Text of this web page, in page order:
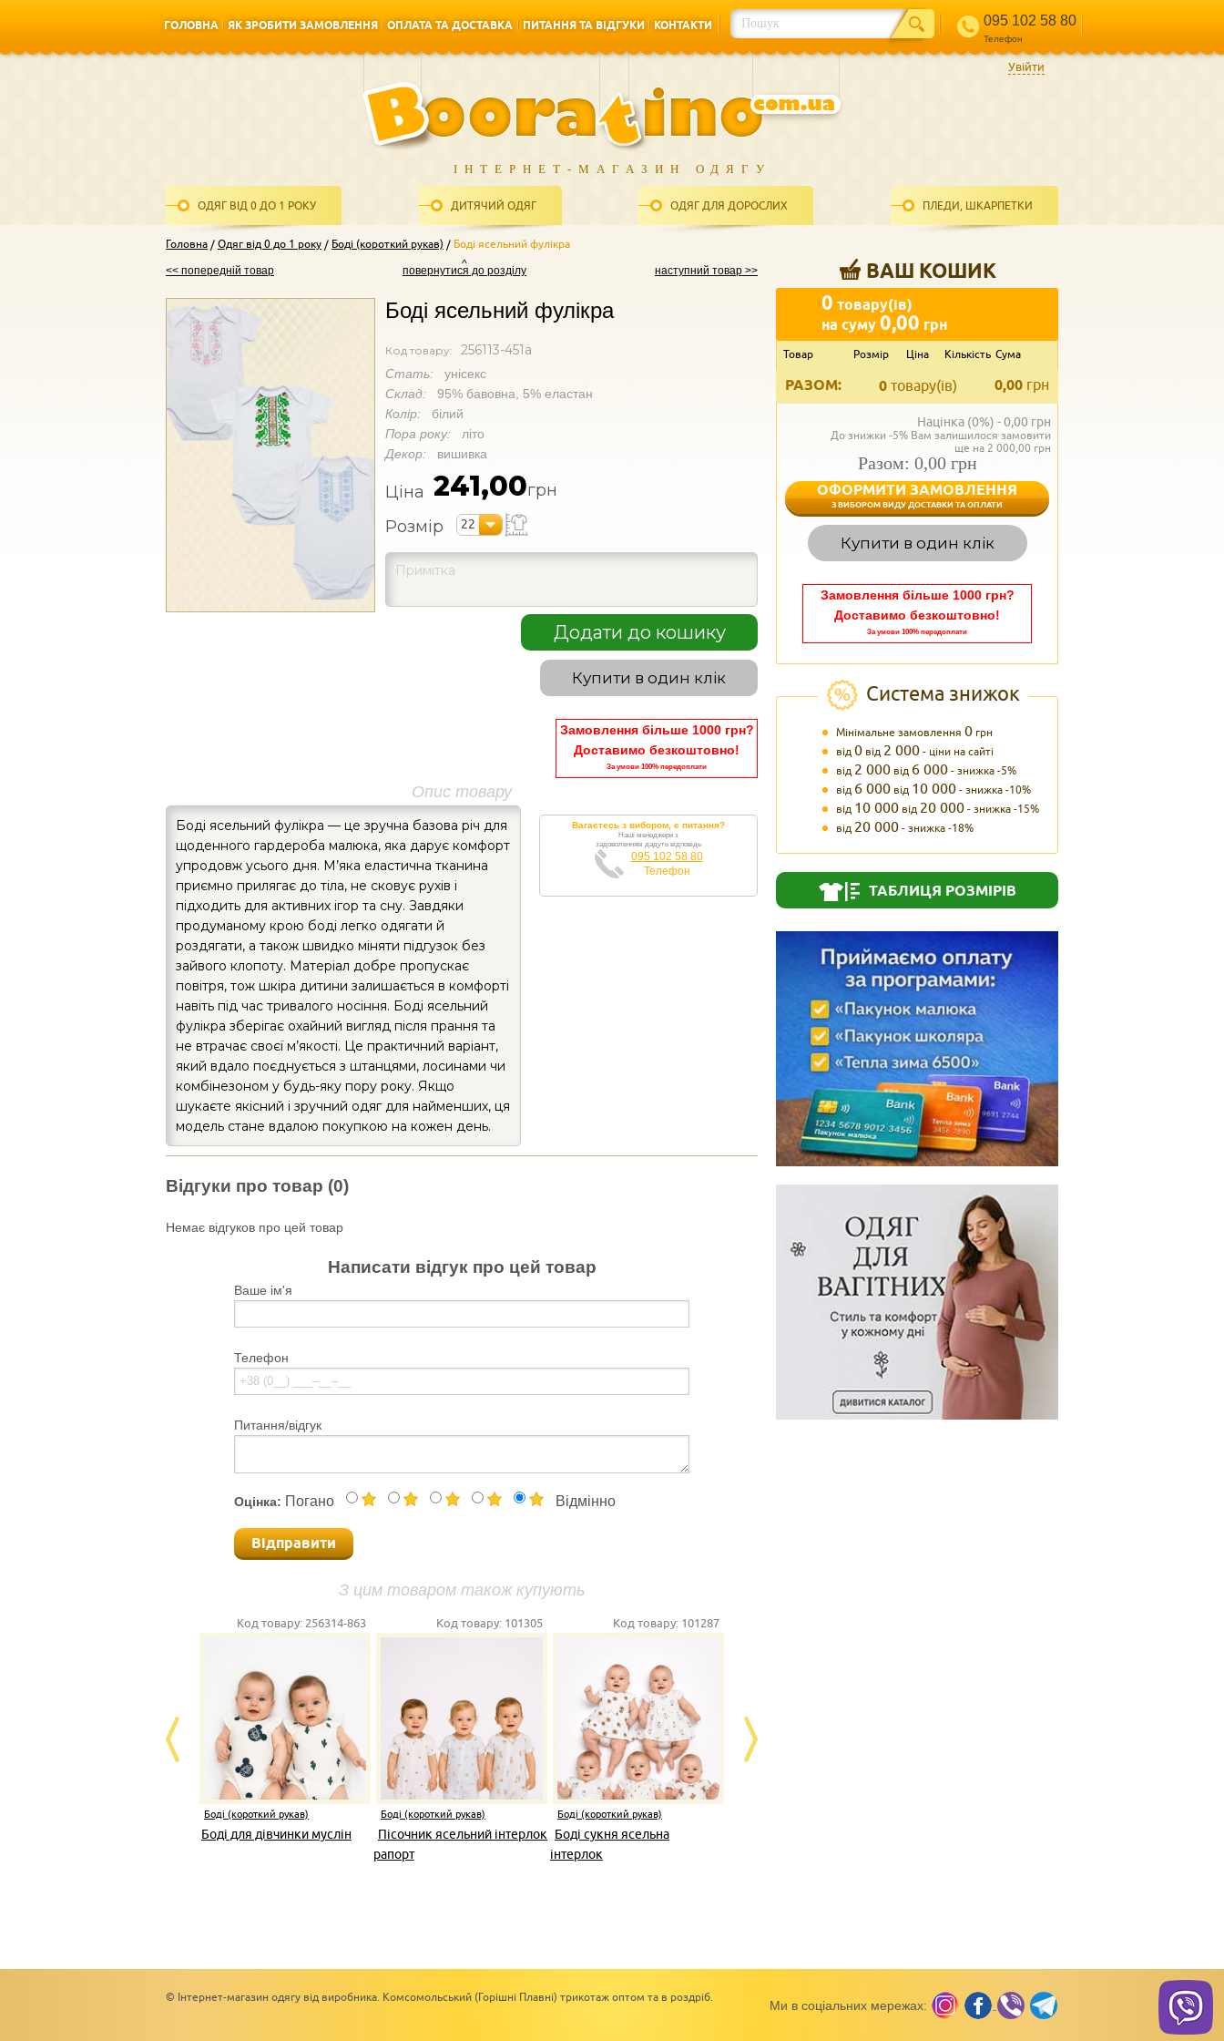
ГОЛОВНА
ЯК ЗРОБИТИ ЗАМОВЛЕННЯ
ОПЛАТА ТА ДОСТАВКА
ПИТАННЯ ТА ВІДГУКИ
КОНТАКТИ
095 102 58 80
Телефон
ІНТЕРНЕТ-МАГАЗИН ОДЯГУ
ОДЯГ ВІД 0 ДО 1 РОКУ ДИТЯЧИЙ ОДЯГ ОДЯГ ДЛЯ ДОРОСЛИХ ПЛЕДИ, ШКАРПЕТКИ
Увійти
Головна Одяг від 0 до 1 року Боді (короткий рукав) Боді ясельний фулікра
ВАШ КОШИК
0 товару(ів)
на суму0,00 грн
Товар Розмір Ціна Кількість Сума
РАЗОМ: 0,00 грн
0 товару(ів)
Націнка (0%) -0,00 грн
До знижки -5% Вам залишилося замовити
ще на 2 000,00 грн
Разом: 0,00 грн
ОФОРМИТИ ЗАМОВЛЕННЯ
З ВИБОРОМ ВИДУ ДОСТАВКИ ТА ОПЛАТИ
Купити в один клік
Замовлення більше 1000 грн?
Доставимо безкоштовно!
За умови 100% передоплати
Система знижок
Мінімальне замовлення 0 грн
від0 від 2 000- ціни на сайті
від 2 000 від 6 000- знижка -5%
від 6 000 від 10 000- знижка -10%
від 10 000 від 20 000- знижка -15%
від 20 000- знижка -18%
ТАБЛИЦЯ РОЗМІРІВ
<< попередній товар наступний товар >>
повернутися до розділу
Боді ясельний фулікра
Код товару: 256113-451а
Стать: унісекс
Склад: 95% бавовна, 5% еластан
Колір: білий
Пора року: літо
Декор: вишивка
Ціна 241,00грн
Розмір
22
Додати до кошику
Купити в один клік
Замовлення більше 1000 грн?
Доставимо безкоштовно!
За умови 100% передоплати
Опис товару
Боді ясельний фулікра — це зручна базова річ для
щоденного гардероба малюка, яка дарує комфорт
упродовж усього дня. М’яка еластична тканина
приємно прилягає до тіла, не сковує рухів і
підходить для активних ігор та сну. Завдяки
продуманому крою боді легко одягати й
роздягати, а також швидко міняти підгузок без
зайвого клопоту. Матеріал добре пропускає
повітря, тож шкіра дитини залишається в комфорті
навіть під час тривалого носіння. Боді ясельний
фулікра зберігає охайний вигляд після прання та
не втрачає своєї м’якості. Це практичний варіант,
який вдало поєднується з штанцями, лосинами чи
комбінезоном у будь-яку пору року. Якщо
шукаєте якісний і зручний одяг для найменших, ця
модель стане вдалою покупкою на кожен день.
Вагаєтесь з вибором, є питання?
Наші менеджери з
задоволенням дадуть відповідь
095 102 58 80
Телефон
Відгуки про товар (0)
Немає відгуков про цей товар
Написати відгук про цей товар
Ваше ім'я
Телефон
Питання/відгук
Оцінка: Погано Відмінно
Відправити
З цим товаром також купують
Код товару: 256314-863
Боді (короткий рукав)
Боді для дівчинки муслін
Код товару: 101305
Боді (короткий рукав)
Пісочник ясельний інтерлок
рапорт
Код товару: 101287
Боді (короткий рукав)
Боді сукня ясельна
інтерлок
Ми в соціальних мережах:
© Інтернет-магазин одягу від виробника. Комсомольський (Горішні Плавні) трикотаж оптом та в роздріб.